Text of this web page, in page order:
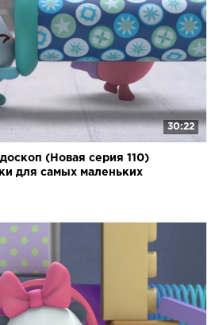
30:22
(Новая серия 110)
для самых маленьких